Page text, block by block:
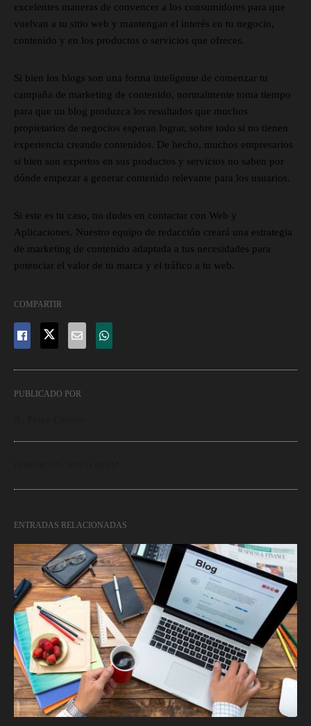
excelentes maneras de convencer a los consumidores para que
vuelvan a tu sitio web y mantengan el interés en tu negocio,
contenido y en los productos o servicios que ofreces.
Si bien los blogs son una forma inteligente de comenzar tu
campaña de marketing de contenido, normalmente toma tiempo
para que un blog produzca los resultados que muchos
propietarios de negocios esperan lograr, sobre todo si no tienen
experiencia creando contenidos. De hecho, muchos empresarios
si bien son expertos en sus productos y servicios no saben por
dónde empezar a generar contenido relevante para los usuarios.
Si este es tu caso, no dudes en contactar con Web y
Aplicaciones. Nuestro equipo de redacción creará una estrategia
de marketing de contenido adaptada a tus necesidades para
potenciar el valor de tu marca y el tráfico a tu web.
COMPARTIR
PUBLICADO POR
ENTRADAS RELACIONADAS